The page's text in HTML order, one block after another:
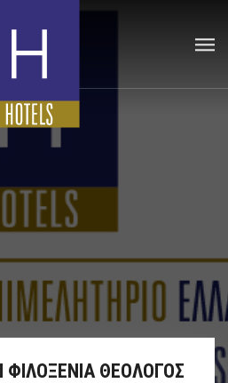
ΦΙΛΟΞΕΝΙΑ ΘΕΟΛΟΓΟΣ